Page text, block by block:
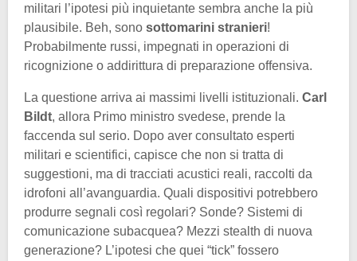
militari l’ipotesi più inquietante sembra anche la più
plausibile. Beh, sono sottomarini stranieri!
Probabilmente russi, impegnati in operazioni di
ricognizione o addirittura di preparazione offensiva.
La questione arriva ai massimi livelli istituzionali. Carl
Bildt, allora Primo ministro svedese, prende la
faccenda sul serio. Dopo aver consultato esperti
militari e scientifici, capisce che non si tratta di
suggestioni, ma di tracciati acustici reali, raccolti da
idrofoni all’avanguardia. Quali dispositivi potrebbero
produrre segnali così regolari? Sonde? Sistemi di
comunicazione subacquea? Mezzi stealth di nuova
generazione? L’ipotesi che quei “tick” fossero